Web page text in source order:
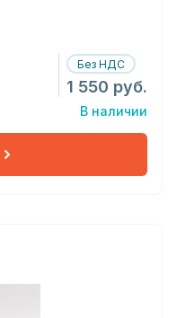
Без НДС
1 550 руб.
В наличии